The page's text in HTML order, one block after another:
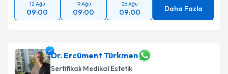
12 Ağu
09:00
19 Ağu
09:00
26 Ağu
09:00 Daha Fazla
Dr. Ercüment Türkmen
Sertifikalı Medikal Estetik